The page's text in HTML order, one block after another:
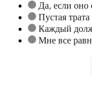
Да, если оно
Пустая
Каждый
Мне все